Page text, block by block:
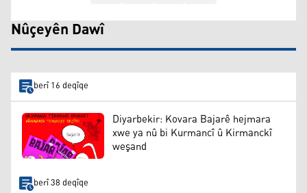
Nûçeyên Dawî
berî 16 deqîqe
Diyarbekir: Kovara Bajarê hejmara
xwe ya nû bi Kurmancî û Kirmanckî
weşand
berî 38 deqîqe